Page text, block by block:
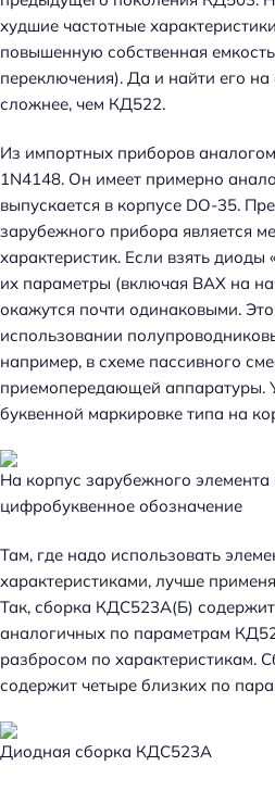
худшие частотные
повышенную собственная
переключения). Да и найти его
сложнее, чем КД522.
Из импортных приборов
1N4148. Он имеет примерно
выпускается в корпусе DO-35.
зарубежного прибора является
характеристик. Если взять диоды
их параметры (включая ВАХ на
окажутся почти одинаковыми.
использовании
например, в схеме пассивного
приемопередающей аппаратуры.
буквенной маркировке типа на
На корпус зарубежного элемента
цифробуквенное обозначение
Там, где надо использовать
характеристиками, лучше
Так, сборка КДС523А(Б)
аналогичных по параметрам
разбросом по характеристикам.
содержит четыре близких по
Диодная сборка КДС523А